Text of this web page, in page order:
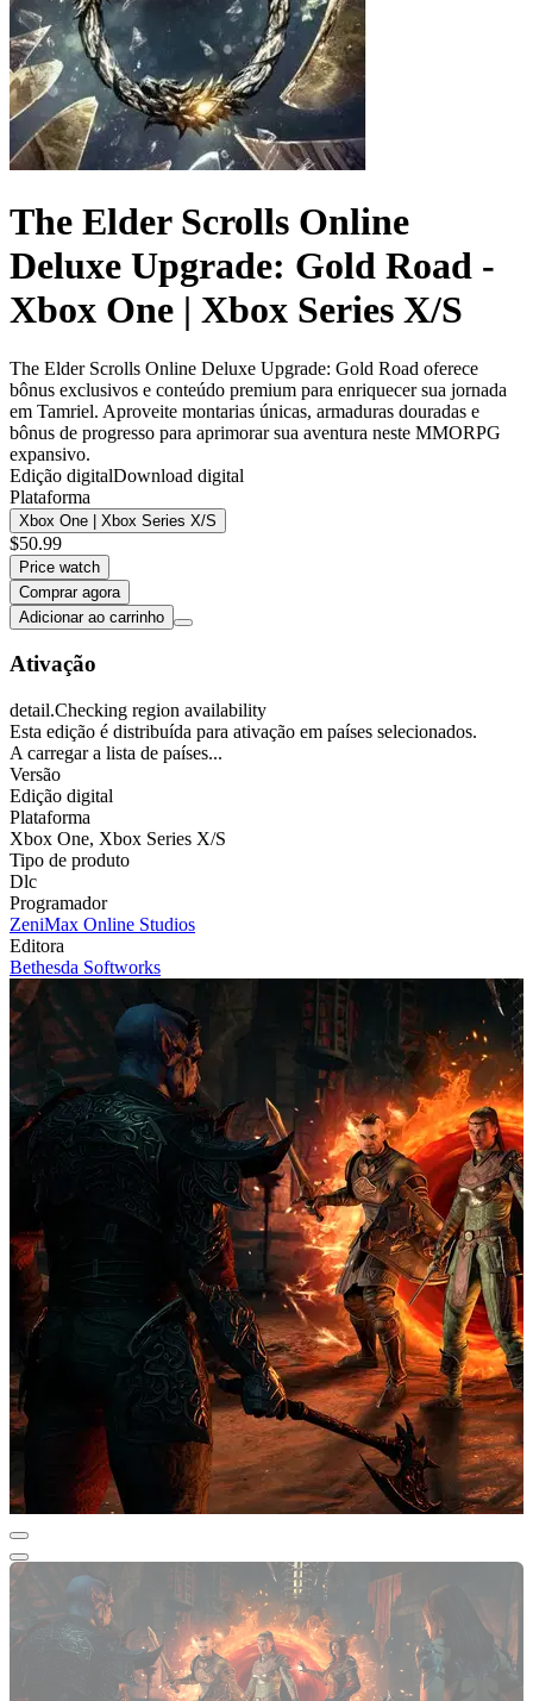
The Elder Scrolls Online
Deluxe Upgrade: Gold Road -
Xbox One | Xbox Series X/S
The Elder Scrolls Online Deluxe Upgrade: Gold Road oferece
bônus exclusivos e conteúdo premium para enriquecer sua jornada
em Tamriel. Aproveite montarias únicas, armaduras douradas e
bônus de progresso para aprimorar sua aventura neste MMORPG
expansivo.
Edição digitalDownload digital
Plataforma
Xbox One | Xbox Series X/S
$50.99
Price watch
Comprar agora
Adicionar ao carrinho
Ativação
detail.Checking region availability
Esta edição é distribuída para ativação em países selecionados.
A carregar a lista de países...
Versão
Edição digital
Plataforma
Xbox One, Xbox Series X/S
Tipo de produto
Dlc
Programador
ZeniMax Online Studios
Editora
Bethesda Softworks